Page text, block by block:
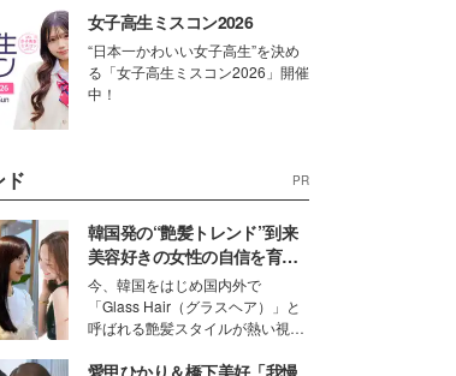
女子高生ミスコン2026
“日本一かわいい女子高生”を決め
る「女子高生ミスコン2026」開催
中！
ド PR
韓国発の“艶髪トレンド”到来
美容好きの女性の自信を育む
「ヘアケア事情」って？
今、韓国をはじめ国内外で
「Glass Hair（グラスヘア）」と
呼ばれる艶髪スタイルが熱い視線
ションの完成度を高めるベースと
愛甲ひかり＆橋下美好「我慢